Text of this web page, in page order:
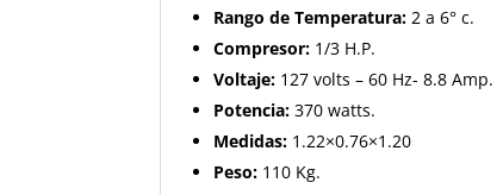
Rango de Temperatura: 2 a 6° c.
Compresor: 1/3 H.P.
Voltaje: 127 volts – 60 Hz- 8.8 Amp.
Potencia: 370 watts.
Medidas: 1.22×0.76×1.20
Peso: 110 Kg.